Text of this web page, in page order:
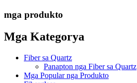
mga produkto
Mga Kategorya
Fiber sa Quartz
Panapton nga Fiber sa Quartz
Mga Popular nga Produkto